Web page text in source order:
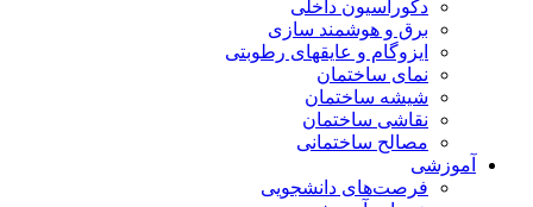
دکوراسیون داخلی
برق و هوشمند سازی
ایزوگام و عایقهای رطوبتی
نمای ساختمان
شیشه ساختمان
نقاشی ساختمان
مصالح ساختمانی
آموزشی
فرصت‌های دانشجویی